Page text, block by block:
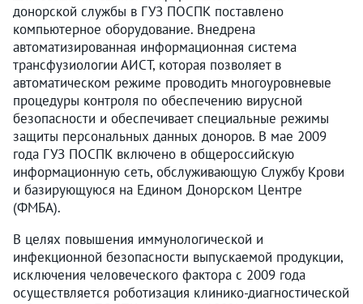
донорской службы в ГУЗ ПОСПК поставлено
компьютерное оборудование. Внедрена
автоматизированная информационная система
трансфузиологии АИСТ, которая позволяет в
автоматическом режиме проводить многоуровневые
процедуры контроля по обеспечению вирусной
безопасности и обеспечивает специальные режимы
защиты персональных данных доноров. В мае 2009
года ГУЗ ПОСПК включено в общероссийскую
информационную сеть, обслуживающую Службу Крови
и базирующуюся на Едином Донорском Центре
(ФМБА).
В целях повышения иммунологической и
инфекционной безопасности выпускаемой продукции,
исключения человеческого фактора с 2009 года
осуществляется роботизация клинико-диагностической